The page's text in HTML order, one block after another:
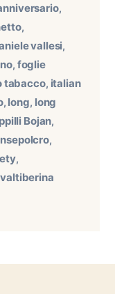
,
,
vallesi,
, foglie
tabacco, italian
, long, long
Bojan,
,
,
valtiberina